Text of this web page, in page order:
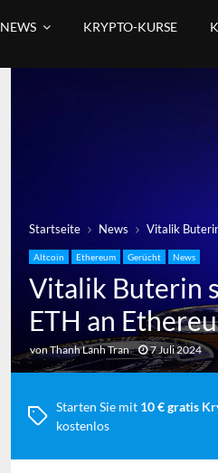
NEWS KRYPTO-KURSE
Startseite News Vitalik
Altcoin Ethereum Gerücht News
Vitalik Buterin
ETH an
vonThanh Lanh Tran 7 Juli 2024
Starten Sie mit 10 € gratis
kostenlos